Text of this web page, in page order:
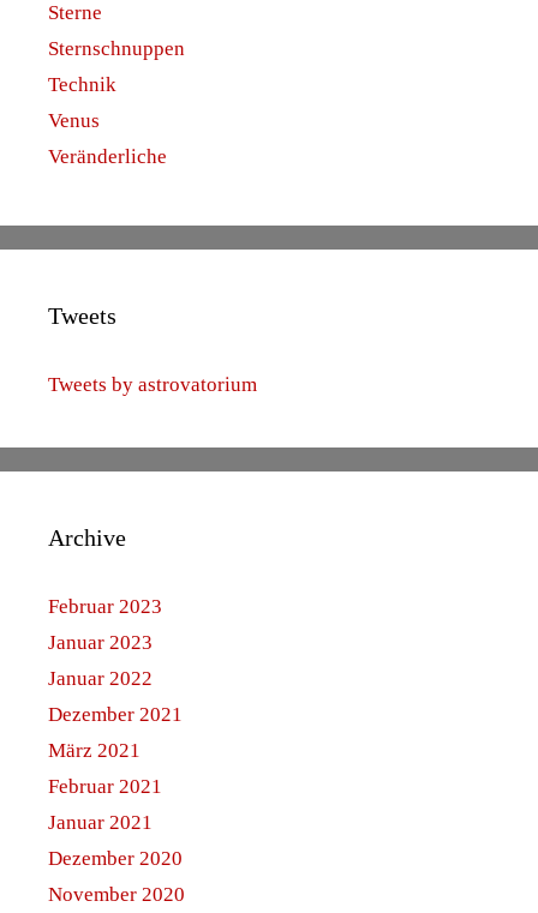
Sterne
Sternschnuppen
Technik
Venus
Veränderliche
Tweets
Tweets by astrovatorium
Archive
Februar 2023
Januar 2023
Januar 2022
Dezember 2021
März 2021
Februar 2021
Januar 2021
Dezember 2020
November 2020